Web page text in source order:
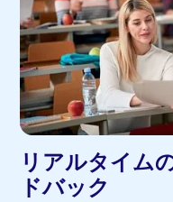
リアルタイム
ドバック